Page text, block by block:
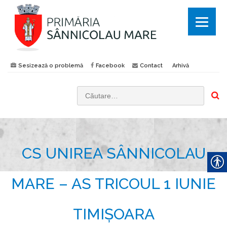
Sesizează o problemă Facebook Contact Arhivă
CS UNIREA SÂNNICOLAU
MARE – AS TRICOUL 1 IUNIE
TIMIȘOARA